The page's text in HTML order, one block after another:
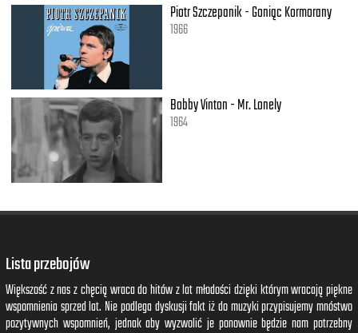
Piotr Szczepanik - Goniąc Kormorany
1966
Bobby Vinton - Mr. Lonely
1964
Lista przebojów
Większość z nas z chęcią wraca do hitów z lat młodości dzięki którym wracają piękne
wspomnienia sprzed lat. Nie podlega dyskusji fakt iż do muzyki przypisujemy mnóstwo
pozytywnych wspomnień, jednak aby wyzwolić je ponownie będzie nam potrzebny